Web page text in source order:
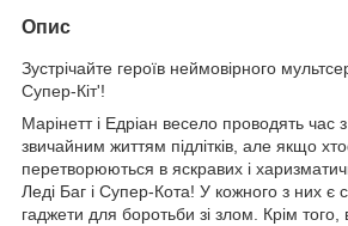
Опис
Зустрічайте героїв неймовірного
Супер-Кіт'!
Марінетт і Едріан весело проводять час
звичайним життям підлітків, але якщо
перетворюються в яскравих і
Леді Баг і Супер-Кота! У кожного з них є
гаджети для боротьби зі злом. Крім